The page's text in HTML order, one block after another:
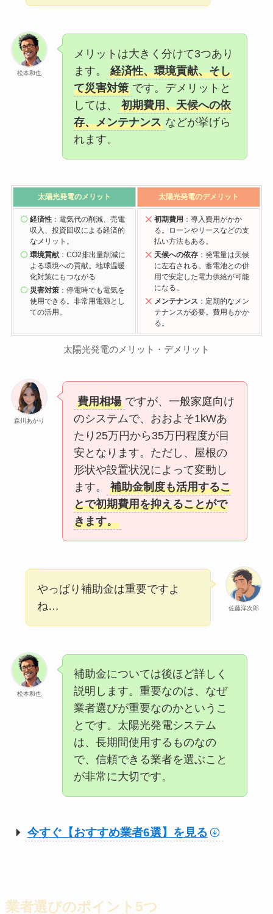
松本和也
メリットは大きく分けて3つあり
ます。
経済性、環境貢献、そし
て災害対策 です。デメリットと
しては、
初期費用、天候への依
存、メンテナンス などが挙げら
れます。
太陽光発電のメリット 太陽光発電のデメリット
経済性：電気代の削減、売電
収入、投資回収による経済的
なメリット。
環境貢献：CO2排出量削減に
よる環境への貢献。地球温暖
化対策にもつながる
災害対策：停電時でも電気を
使用できる。非常用電源とし
ての活用。
初期費用 ：導入費用がかか
る。ローンやリースなどの支
払い方法もある。
天候への依存：発電量は天候
に左右される。蓄電池との併
用で安定した電力供給が可能
になる。
メンテナンス ：定期的なメン
テナンスが必要。費用もかか
る。
太陽光発電のメリット・デメリット
森川あかり
費用相場 ですが、一般家庭向け
のシステムで、おおよそ1kWあ
たり25万円から35万円程度が目
安となります。ただし、屋根の
形状や設置状況によって変動し
ます。
補助金制度も活用するこ
とで初期費用を抑えることがで
きます。
佐藤洋次郎
やっぱり補助金は重要ですよ
ね…
松本和也
補助金については後ほど詳しく
説明します。重要なのは、なぜ
業者選びが重要なのかというこ
とです。太陽光発電システム
は、長期間使用するものなの
で、信頼できる業者を選ぶこと
が非常に大切です。
今すぐ【おすすめ業者6選】を見る
業者選びのポイント5つ